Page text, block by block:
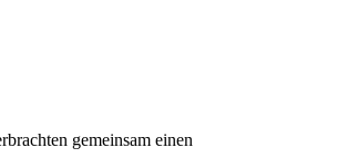
gemeinsam einen